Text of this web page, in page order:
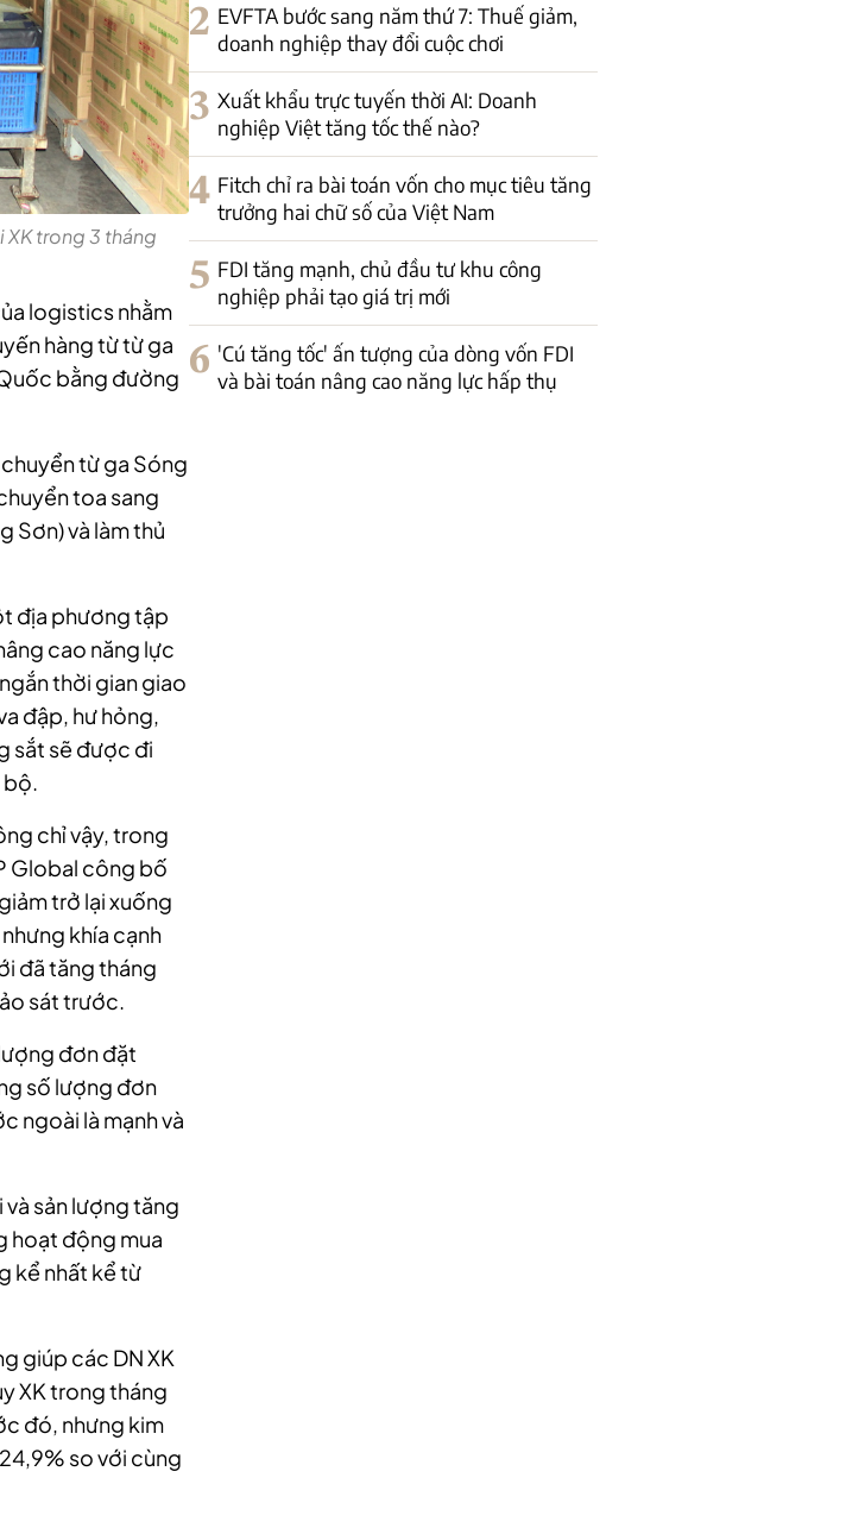
trong 3 tháng
logistics nhằm
hàng từ từ ga
bằng đường
từ ga Sóng
toa sang
Sơn) và làm thủ
địa phương tập
cao năng lực
thời gian giao
đập, hư hỏng,
sắt sẽ được đi
bộ.
chỉ vậy, trong
Global công bố
trở lại xuống
khía cạnh
đã tăng tháng
sát trước.
đơn đặt
số lượng đơn
ngoài là mạnh và
sản lượng tăng
hoạt động mua
kể nhất kể từ
giúp các DN XK
XK trong tháng
đó, nhưng kim
so với cùng
2 EVFTA bước sang năm thứ 7: Thuế giảm,
doanh nghiệp thay đổi cuộc chơi
3 Xuất khẩu trực tuyến thời AI: Doanh
nghiệp Việt tăng tốc thế nào?
4 Fitch chỉ ra bài toán vốn cho mục tiêu tăng
trưởng hai chữ số của Việt Nam
5 FDI tăng mạnh, chủ đầu tư khu công
nghiệp phải tạo giá trị mới
6 'Cú tăng tốc' ấn tượng của dòng vốn FDI
và bài toán nâng cao năng lực hấp thụ